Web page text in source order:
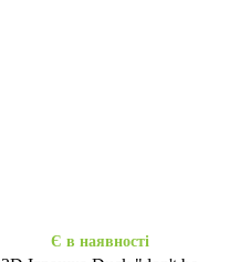
Є в наявності